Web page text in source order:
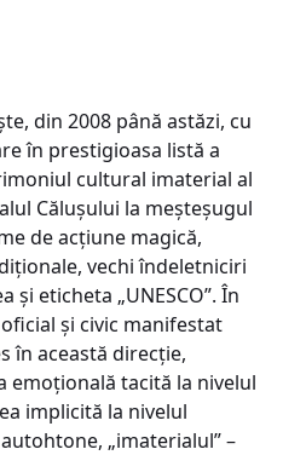
din 2008 până astăzi, cu
în prestigioasa listă a
cultural imaterial al
Călușului la meșteșugul
de acțiune magică,
vechi îndeletniciri
eticheta „UNESCO”. În
și civic manifestat
în această direcție,
emoțională tacită la nivelul
implicită la nivelul
„imaterialul” –